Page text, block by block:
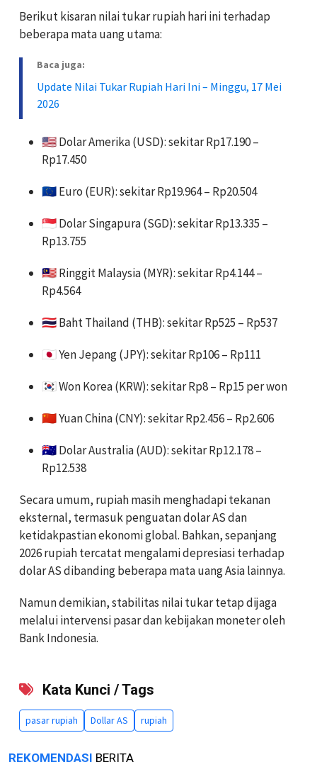
Berikut kisaran nilai tukar rupiah hari ini terhadap
beberapa mata uang utama:
Baca juga:
Update Nilai Tukar Rupiah Hari Ini – Minggu, 17 Mei
2026
🇺🇸 Dolar Amerika (USD): sekitar Rp17.190 –
Rp17.450
🇪🇺 Euro (EUR): sekitar Rp19.964 – Rp20.504
🇸🇬 Dolar Singapura (SGD): sekitar Rp13.335 –
Rp13.755
🇲🇾 Ringgit Malaysia (MYR): sekitar Rp4.144 –
Rp4.564
🇹🇭 Baht Thailand (THB): sekitar Rp525 – Rp537
🇯🇵 Yen Jepang (JPY): sekitar Rp106 – Rp111
🇰🇷 Won Korea (KRW): sekitar Rp8 – Rp15 per won
🇨🇳 Yuan China (CNY): sekitar Rp2.456 – Rp2.606
🇦🇺 Dolar Australia (AUD): sekitar Rp12.178 –
Rp12.538
Secara umum, rupiah masih menghadapi tekanan
eksternal, termasuk penguatan dolar AS dan
ketidakpastian ekonomi global. Bahkan, sepanjang
2026 rupiah tercatat mengalami depresiasi terhadap
dolar AS dibanding beberapa mata uang Asia lainnya.
Namun demikian, stabilitas nilai tukar tetap dijaga
melalui intervensi pasar dan kebijakan moneter oleh
Bank Indonesia.
Kata Kunci / Tags
pasar rupiah Dollar AS rupiah
REKOMENDASI BERITA